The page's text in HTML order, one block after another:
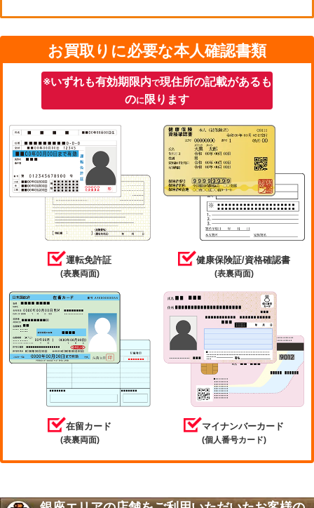
お買取りに必要な本人確認書類
※いずれも有効期限内で現住所の記載があるも
のに限ります
運転免許証
(表裏両面)
健康保険証/資格確認書
(表裏両面)
在留カード
(表裏両面)
マイナンバーカード
(個人番号カード)